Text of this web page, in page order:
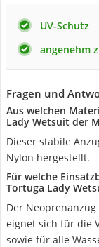
UV-Schutz
angenehm
Fragen und
Aus welchen
Lady Wetsuit der
Dieser stabile
Nylon hergestellt.
Für welche
Tortuga Lady
Der
eignet sich für die
sowie für alle